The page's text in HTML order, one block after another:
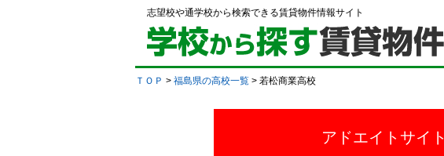
志望校や通学校から検索できる賃貸物件情報サイト
ＴＯＰ > 福島県の高校一覧 > 若松商業高校
アドエイトサイト